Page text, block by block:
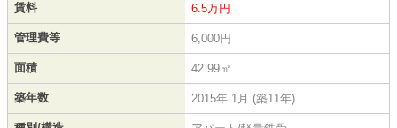
賃料 6.5万円
管理費等 6,000円
面積 42.99㎡
築年数 2015年 1月 (築11年)